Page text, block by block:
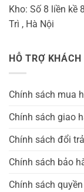
Kho: Số 8 liền kề
Trì , Hà Nội
HỖ TRỢ KHÁCH
Chính sách mua
Chính sách giao
Chính sách đổi
Chính sách bảo
Chính sách